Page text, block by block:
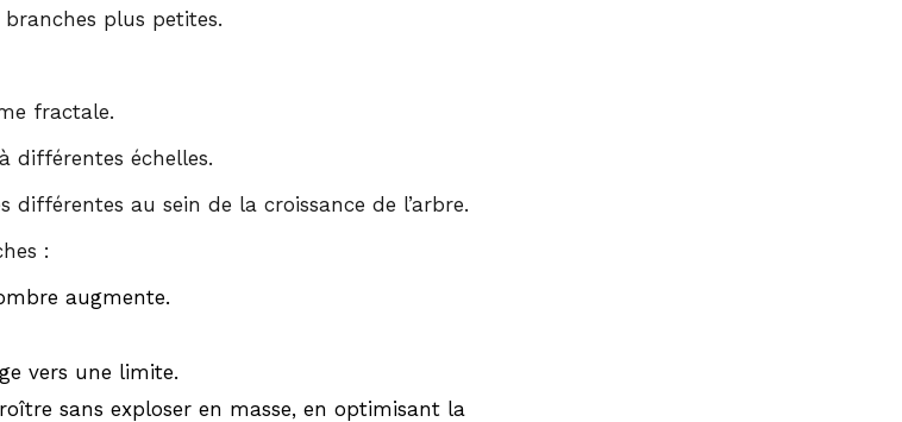
plus petites.
fractale.
différentes échelles.
différentes au sein de la croissance de l’arbre.
:
augmente.
vers une limite.
sans exploser en masse, en optimisant la